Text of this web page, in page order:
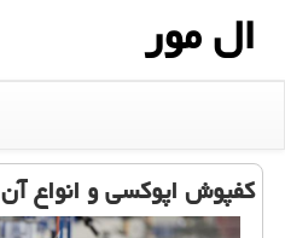
ال مور
كفپوش اپوكسی و انواع آن